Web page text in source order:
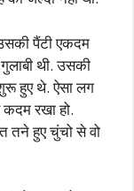
पैंटी एकदम
थी. उसकी
हुए थे. ऐसा लग
कदम रखा हो.
तने हुए चुंचो से वो